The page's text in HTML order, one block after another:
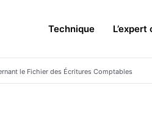
Technique
le Fichier des Écritures Comptables